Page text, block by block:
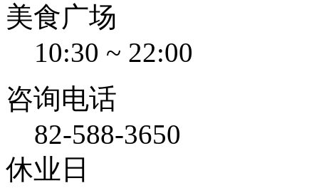
美食广场
10:30 ~ 22:00
咨询电话
82-588-3650
休业日